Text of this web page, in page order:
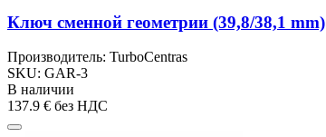
Ключ сменной геометрии (39,8/38,1 mm)
Производитель: TurboCentras
SKU: GAR-3
В наличии
137.9 € без НДС